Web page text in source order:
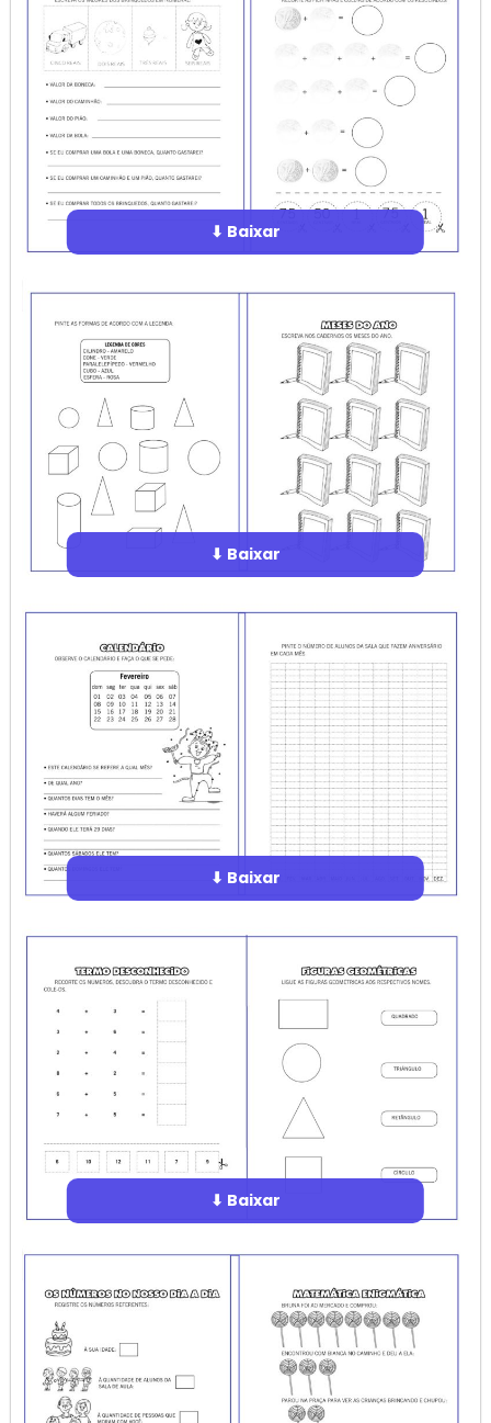
⬇ Baixar
⬇ Baixar
⬇ Baixar
⬇ Baixar